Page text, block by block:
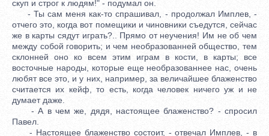
скуп и строг к людям!" - подумал он.
- Ты сам меня как-то спрашивал, - продолжал Имплев, -
отчего это, когда вот помещики и чиновники съедутся, сейчас
же в карты сядут играть?.. Прямо от неучения! Им не об чем
между собой говорить; и чем необразованней общество, тем
склонней оно ко всем этим играм в кости, в карты; все
восточные народы, которые еще необразованнее нас, очень
любят все это, и у них, например, за величайшее блаженство
считается их кейф, то есть, когда человек ничего уж и не
думает даже.
- А в чем же, дядя, настоящее блаженство? - спросил
Павел.
- Настоящее блаженство состоит, - отвечал Имплев, - в